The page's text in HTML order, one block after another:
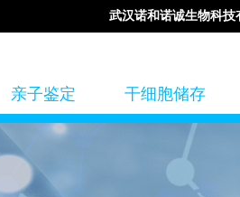
武汉诺和诺诚生物科
亲子鉴定 干细胞储存